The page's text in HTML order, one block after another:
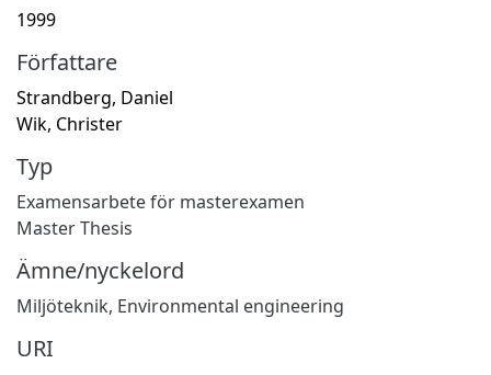
1999
Författare
Strandberg, Daniel
Wik, Christer
Typ
Examensarbete för masterexamen
Master Thesis
Ämne/nyckelord
Miljöteknik, Environmental engineering
URI